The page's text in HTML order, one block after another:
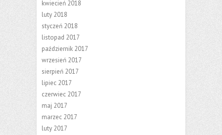
kwiecień 2018
luty 2018
styczeń 2018
listopad 2017
październik 2017
wrzesień 2017
sierpień 2017
lipiec 2017
czerwiec 2017
maj 2017
marzec 2017
luty 2017